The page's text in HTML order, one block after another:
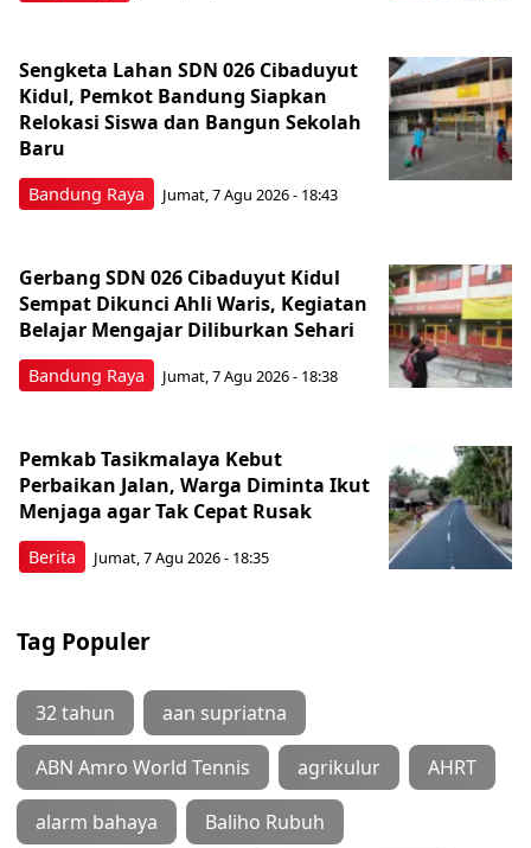
Bandung Raya
Sengketa Lahan SDN 026 Cibaduyut
Kidul, Pemkot Bandung Siapkan
Relokasi Siswa dan Bangun Sekolah
Baru
Jumat, 7 Agu 2026 - 18:43
Bandung Raya
Gerbang SDN 026 Cibaduyut Kidul
Sempat Dikunci Ahli Waris, Kegiatan
Belajar Mengajar Diliburkan Sehari
Jumat, 7 Agu 2026 - 18:38
Berita
Pemkab Tasikmalaya Kebut
Perbaikan Jalan, Warga Diminta Ikut
Menjaga agar Tak Cepat Rusak
Jumat, 7 Agu 2026 - 18:35
Tag Populer
32 tahun aan supriatna
ABN Amro World Tennis agrikulur AHRT
alarm bahaya Baliho Rubuh